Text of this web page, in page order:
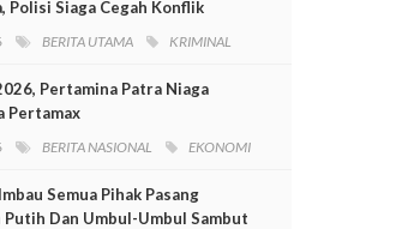
Polisi Siaga Cegah Konflik
BERITA UTAMA KRIMINAL
Pertamina Patra Niaga
Pertamax
BERITA NASIONAL EKONOMI
Semua Pihak Pasang
Dan Umbul-Umbul Sambut